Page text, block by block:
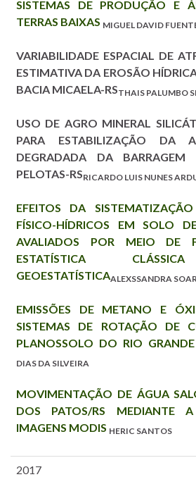
SISTEMAS DE PRODUÇÃO E
TERRAS BAIXAS MIGUEL DAVID
VARIABILIDADE ESPACIAL DE
ESTIMATIVA DA EROSÃO
BACIA MICAELA-RSTHAIS PALUMBO
USO DE AGRO MINERAL
PARA ESTABILIZAÇÃO DA
DEGRADADA DA BARRAGEM
PELOTAS-RSRICARDO LUIS NUNES
EFEITOS DA
FÍSICO-HÍDRICOS EM SOLO
AVALIADOS POR MEIO DE
ESTATÍSTICA
GEOESTATÍSTICAALEXSSANDRA
EMISSÕES DE METANO E
SISTEMAS DE ROTAÇÃO DE
PLANOSSOLO DO RIO
DIAS DA SILVEIRA
MOVIMENTAÇÃO DE ÁGUA
DOS PATOS/RS MEDIANTE
IMAGENS MODIS HERIC SANTOS
2017